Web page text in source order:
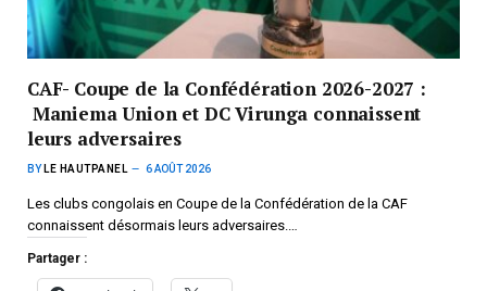
CAF- Coupe de la Confédération 2026-2027 :
Maniema Union et DC Virunga connaissent
leurs adversaires
BY LE HAUTPANEL 6 AOÛT 2026
Les clubs congolais en Coupe de la Confédération de la CAF
connaissent désormais leurs adversaires.…
Partager :